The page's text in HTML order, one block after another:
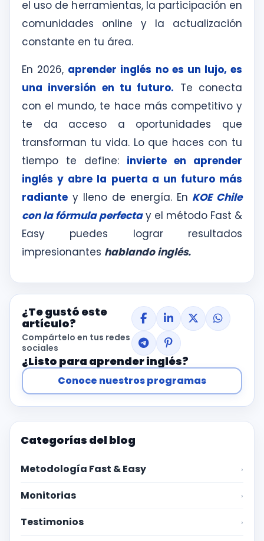
el uso de herramientas, la participación en
comunidades online y la actualización
constante en tu área.
En 2026, aprender inglés no es un lujo, es
una inversión en tu futuro. Te conecta
con el mundo, te hace más competitivo y
te da acceso a oportunidades que
transforman tu vida. Lo que haces con tu
tiempo te define: invierte en aprender
inglés y abre la puerta a un futuro más
radiante y lleno de energía. En KOE Chile
con la fórmula perfecta y el método Fast &
Easy puedes lograr resultados
impresionantes hablando inglés.
¿Te gustó este
artículo?
Compártelo en tus redes
sociales
¿Listo para aprender inglés?
Conoce nuestros programas
Categorías del blog
Metodología Fast & Easy ›
Monitorias ›
Testimonios ›